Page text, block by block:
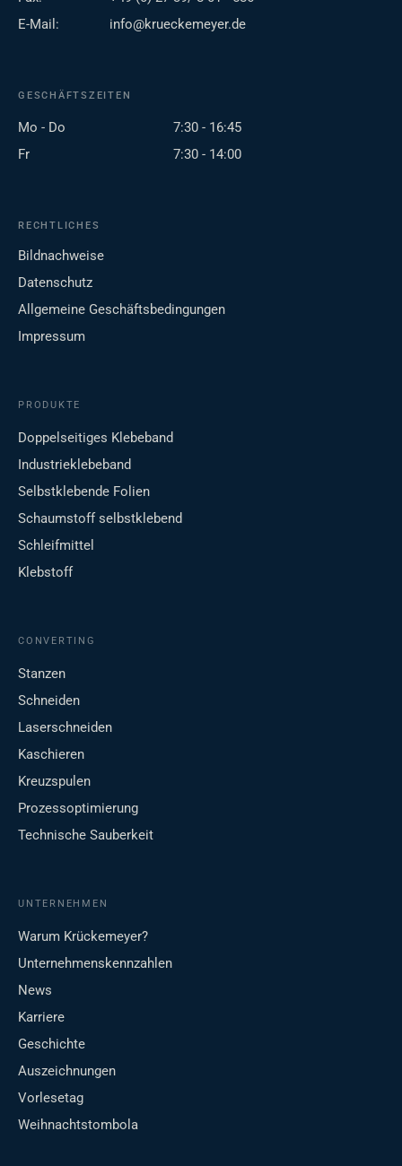
E-Mail:
info@krueckemeyer.de
GESCHÄFTSZEITEN
Mo - Do
7:30 - 16:45
Fr
7:30 - 14:00
RECHTLICHES
Bildnachweise
Datenschutz
Allgemeine Geschäftsbedingungen
Impressum
PRODUKTE
Doppelseitiges Klebeband
Industrieklebeband
Selbstklebende Folien
Schaumstoff selbstklebend
Schleifmittel
Klebstoff
CONVERTING
Stanzen
Schneiden
Laserschneiden
Kaschieren
Kreuzspulen
Prozessoptimierung
Technische Sauberkeit
UNTERNEHMEN
Warum Krückemeyer?
Unternehmenskennzahlen
News
Karriere
Geschichte
Auszeichnungen
Vorlesetag
Weihnachtstombola